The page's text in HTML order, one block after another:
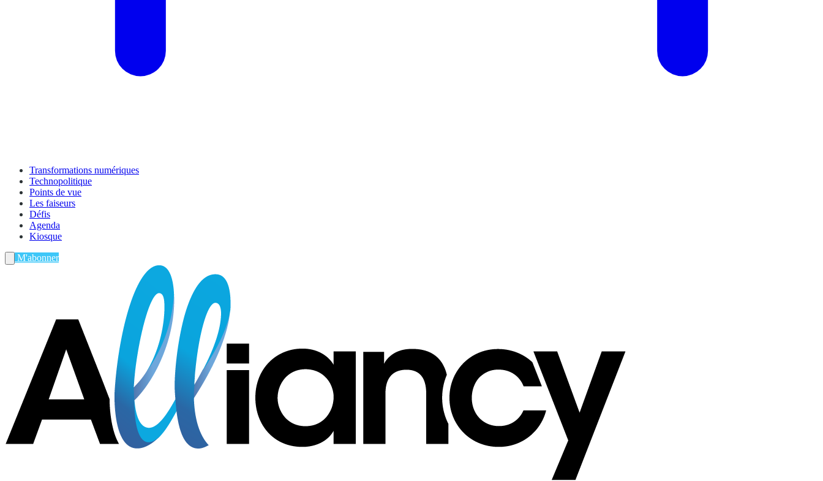
Transformations numériques
Technopolitique
Points de vue
Les faiseurs
Défis
Agenda
Kiosque
M'abonner